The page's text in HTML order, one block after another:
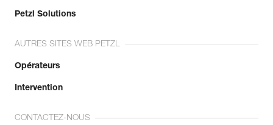
Petzl Solutions
AUTRES SITES WEB PETZL
Opérateurs
Intervention
CONTACTEZ-NOUS